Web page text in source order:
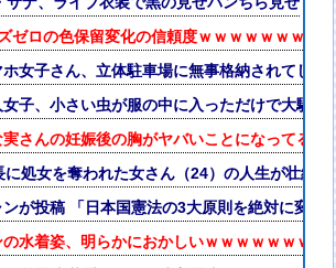
ゼロの色保留変化の信頼度ｗｗｗｗｗｗｗｗ
ホ女子さん、立体駐車場に無事格納されてしま
女子、小さい虫が服の中に入っただけで大騒
実さんの妊娠後の胸がヤバいことになってる
に処女を奪われた女さん（24）の人生が壮絶
が投稿 「日本国憲法の3大原則を絶対に変え
の水着姿、明らかにおかしいｗｗｗｗｗｗｗｗ